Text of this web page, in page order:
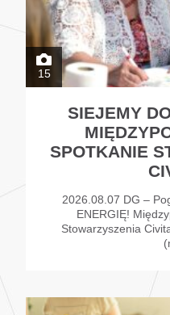
15
SIEJEMY
SPOTKANIE
2026.08.07 DG –
ENERGIĘ!
Stowarzyszenia